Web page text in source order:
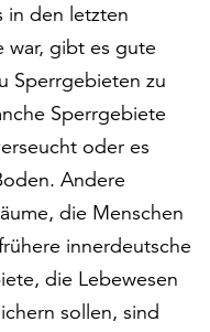
in den letzten
war, gibt es gute
Sperrgebieten zu
Sperrgebiete
oder es
Andere
die Menschen
innerdeutsche
die Lebewesen
sollen, sind